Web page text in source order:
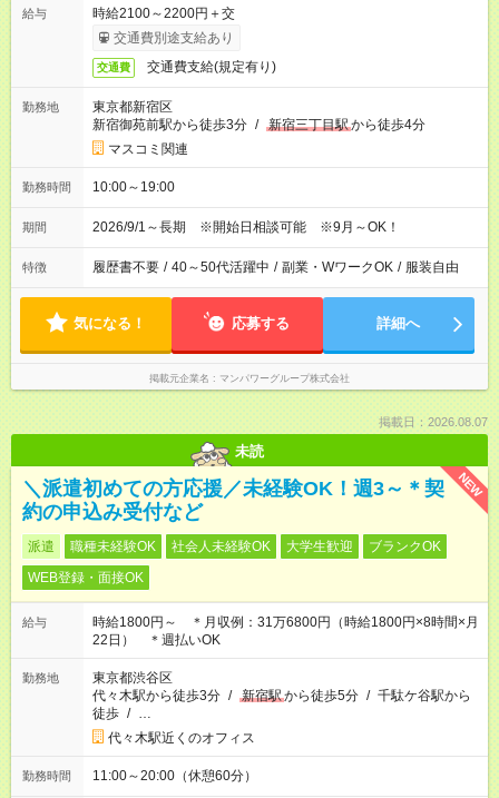
給与
時給2100～2200円＋交
交通費別途支給あり
交通費 交通費支給(規定有り)
勤務地
東京都新宿区
新宿御苑前駅から徒歩3分 / 新宿三丁目駅から徒歩4分
マスコミ関連
勤務時間 10:00～19:00
期間 2026/9/1～長期 ※開始日相談可能 ※9月～OK！
特徴 履歴書不要 / 40～50代活躍中 / 副業・WワークOK / 服装自由
気になる！ 応募する 詳細へ
掲載元企業名 マンパワーグループ株式会社
掲載日：2026.08.07
未読
NEW
＼派遣初めての方応援／未経験OK！週3～＊契
約の申込み受付など
派遣 職種未経験OK 社会人未経験OK 大学生歓迎
ブランクOK
WEB登録・面接OK
給与
時給1800円～ ＊月収例：31万6800円（時給1800円×8時間×月
22日） ＊週払いOK
勤務地
東京都渋谷区
代々木駅から徒歩3分 / 新宿駅から徒歩5分 / 千駄ケ谷駅から
徒歩 / …
代々木駅近くのオフィス
勤務時間 11:00～20:00（休憩60分）